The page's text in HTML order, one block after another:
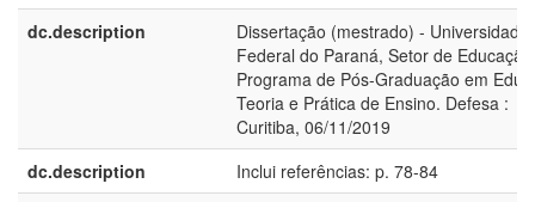
dc.description
Dissertação (mestrado) - Universidade
Federal do Paraná, Setor de
Programa de Pós-Graduação em
Teoria e Prática de Ensino. Defesa :
Curitiba, 06/11/2019
dc.description
Inclui referências: p. 78-84